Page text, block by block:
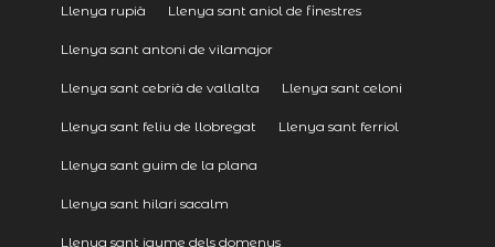
Llenya rupià Llenya sant aniol de finestres
Llenya sant antoni de vilamajor
Llenya sant cebrià de vallalta Llenya sant celoni
Llenya sant feliu de llobregat Llenya sant ferriol
Llenya sant guim de la plana
Llenya sant hilari sacalm
Llenya sant jaume dels domenys